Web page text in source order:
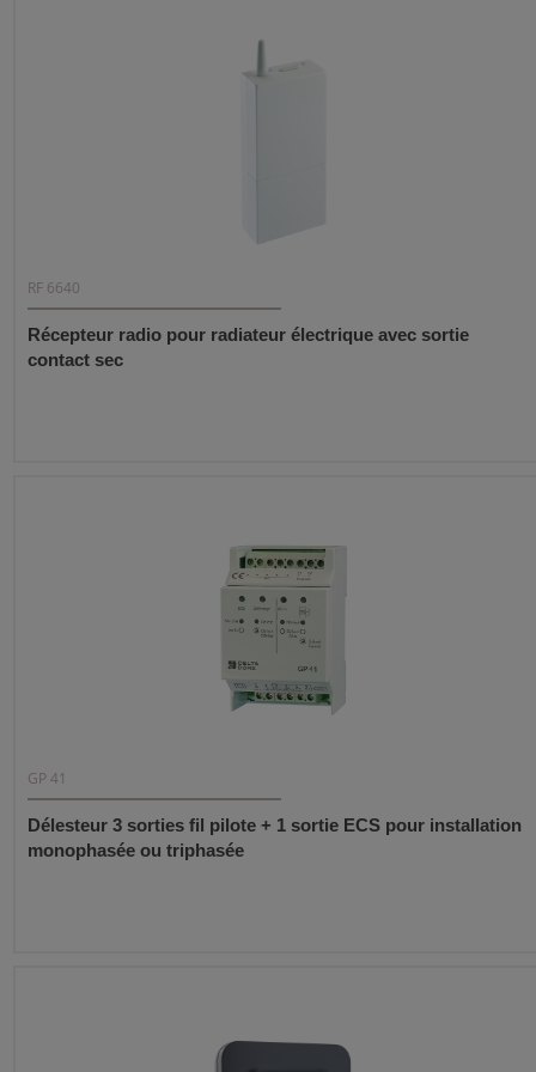
RF 6640
Récepteur radio pour radiateur électrique avec sortie
contact sec
GP 41
Délesteur 3 sorties fil pilote + 1 sortie ECS pour installation
monophasée ou triphasée